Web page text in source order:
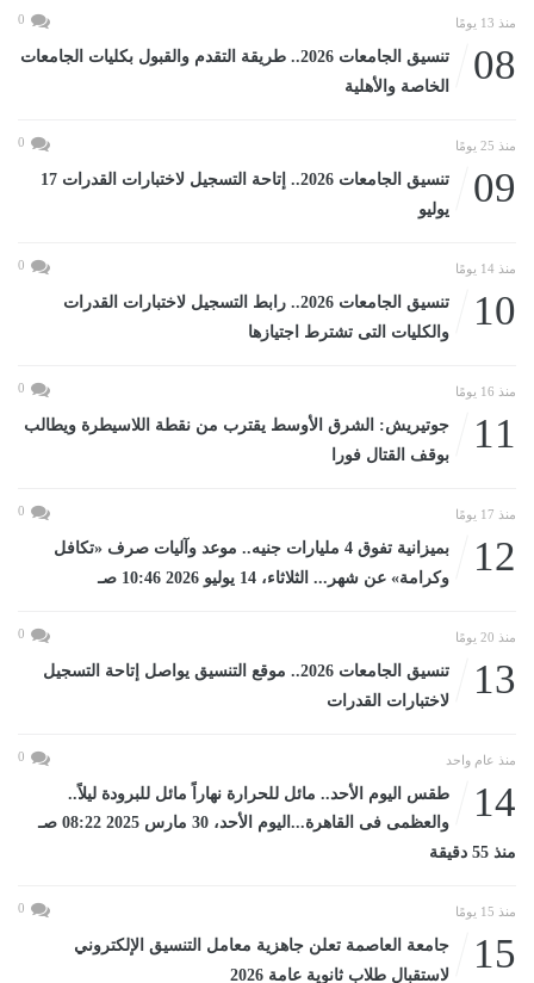
منذ 13 يومًا 0
08
تنسيق الجامعات 2026.. طريقة التقدم والقبول بكليات الجامعات
الخاصة والأهلية
منذ 25 يومًا 0
09
تنسيق الجامعات 2026.. إتاحة التسجيل لاختبارات القدرات 17
يوليو
منذ 14 يومًا 0
10
تنسيق الجامعات 2026.. رابط التسجيل لاختبارات القدرات
والكليات التى تشترط اجتيازها
منذ 16 يومًا 0
11
جوتيريش: الشرق الأوسط يقترب من نقطة اللاسيطرة ويطالب
بوقف القتال فورا
منذ 17 يومًا 0
12
بميزانية تفوق 4 مليارات جنيه.. موعد وآليات صرف «تكافل
وكرامة» عن شهر... الثلاثاء، 14 يوليو 2026 10:46 صـ
منذ 20 يومًا 0
13
تنسيق الجامعات 2026.. موقع التنسيق يواصل إتاحة التسجيل
لاختبارات القدرات
منذ عام واحد 0
14
طقس اليوم الأحد.. مائل للحرارة نهاراً مائل للبرودة ليلاً..
والعظمى فى القاهرة...اليوم الأحد، 30 مارس 2025 08:22 صـ
منذ 55 دقيقة
منذ 15 يومًا 0
15
جامعة العاصمة تعلن جاهزية معامل التنسيق الإلكتروني
لاستقبال طلاب ثانوية عامة 2026